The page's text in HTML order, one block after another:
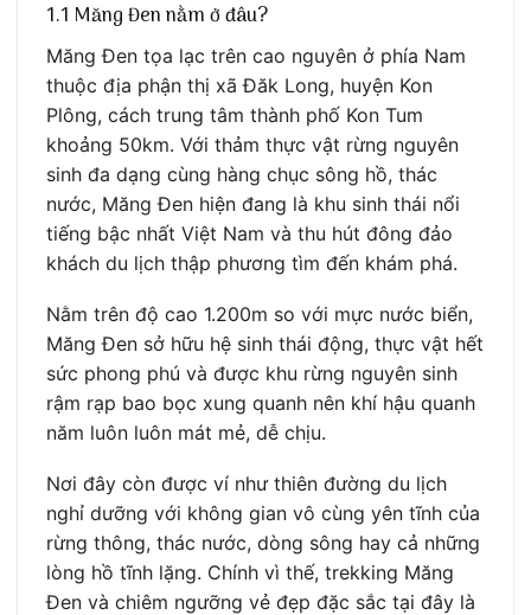
1.1 Măng Đen nằm ở đâu?
Măng Đen tọa lạc trên cao nguyên ở phía Nam
thuộc địa phận thị xã Đăk Long, huyện Kon
Plông, cách trung tâm thành phố Kon Tum
khoảng 50km. Với thảm thực vật rừng nguyên
sinh đa dạng cùng hàng chục sông hồ, thác
nước, Măng Đen hiện đang là khu sinh thái nổi
tiếng bậc nhất Việt Nam và thu hút đông đảo
khách du lịch thập phương tìm đến khám phá.
Nằm trên độ cao 1.200m so với mực nước biển,
Măng Đen sở hữu hệ sinh thái động, thực vật hết
sức phong phú và được khu rừng nguyên sinh
rậm rạp bao bọc xung quanh nên khí hậu quanh
năm luôn luôn mát mẻ, dễ chịu.
Nơi đây còn được ví như thiên đường du lịch
nghỉ dưỡng với không gian vô cùng yên tĩnh của
rừng thông, thác nước, dòng sông hay cả những
lòng hồ tĩnh lặng. Chính vì thế, trekking Măng
Đen và chiêm ngưỡng vẻ đẹp đặc sắc tại đây là